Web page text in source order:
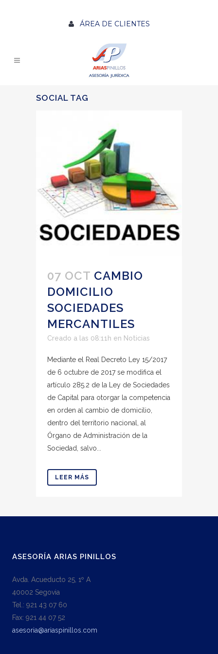
ÁREA DE CLIENTES
SOCIAL TAG
07 OCT CAMBIO
DOMICILIO
SOCIEDADES
MERCANTILES
Creado a las 08:11h en Noticias
Mediante el Real Decreto Ley 15/2017
de 6 octubre de 2017 se modifica el
artículo 285.2 de la Ley de Sociedades
de Capital para otorgar la competencia
en orden al cambio de domicilio,
dentro del territorio nacional, al
Órgano de Administración de la
Sociedad, salvo...
LEER MÁS
ASESORÍA ARIAS PINILLOS
Avda. Acueducto 25, 1º A
40002 Segovia
Tel.: 921 43 07 60
Fax: 921 44 07 52
asesoria@ariaspinillos.com